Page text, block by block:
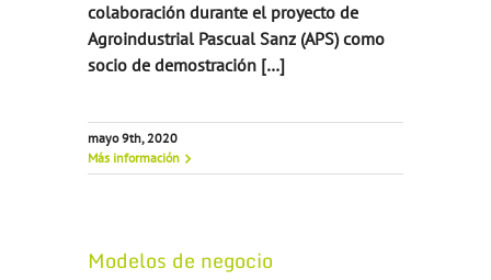
colaboración durante el proyecto de
Agroindustrial Pascual Sanz (APS) como
socio de demostración […]
mayo 9th, 2020
Más información
Modelos de negocio